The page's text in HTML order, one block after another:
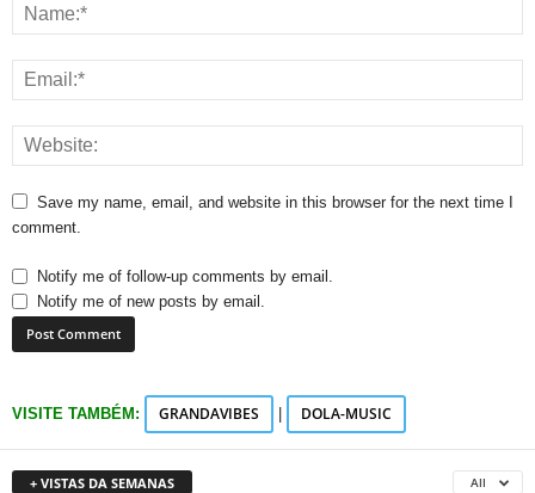
Save my name, email, and website in this browser for the next time I
comment.
Notify me of follow-up comments by email.
Notify me of new posts by email.
VISITE TAMBÉM: GRANDAVIBES DOLA-MUSIC
+ VISTAS DA SEMANAS All